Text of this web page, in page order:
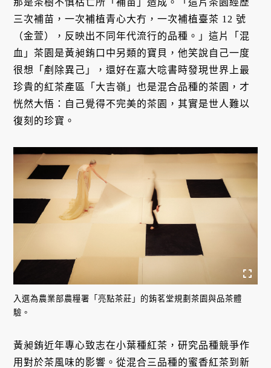
那是茶樹不慎枯亡所「補苗」造成。「這片茶園經歷
三次補苗，一次補植青心大冇，一次補植臺茶 12 號
（金萱），反映出不同年代流行的品種。」這片「混
血」茶園是黃昶銪口中另類的寶貝，他笑說自己一度
很想「剷除異己」，還好在嘉大唸書時發現世界上最
珍貴的紅茶產區「大吉嶺」也是混合品種的茶園，才
恍然大悟：自己覺得不完美的茶園，其實是世人難以
復刻的珍寶。
入選為農業部農糧署「亮點茶莊」的銪茗堂規劃茶園與品茶體
驗。
黃昶銪近年專心致志在小葉種紅茶，研究品種競爭作
用對於茶風味的影響。從混合三品種的蜜香紅茶到新